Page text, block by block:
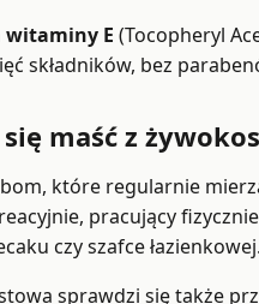
witaminy E (Tocopheryl
składników, bez
maść z
które regularnie
pracujący
czy szafce łazienkowej.
sprawdzi się także